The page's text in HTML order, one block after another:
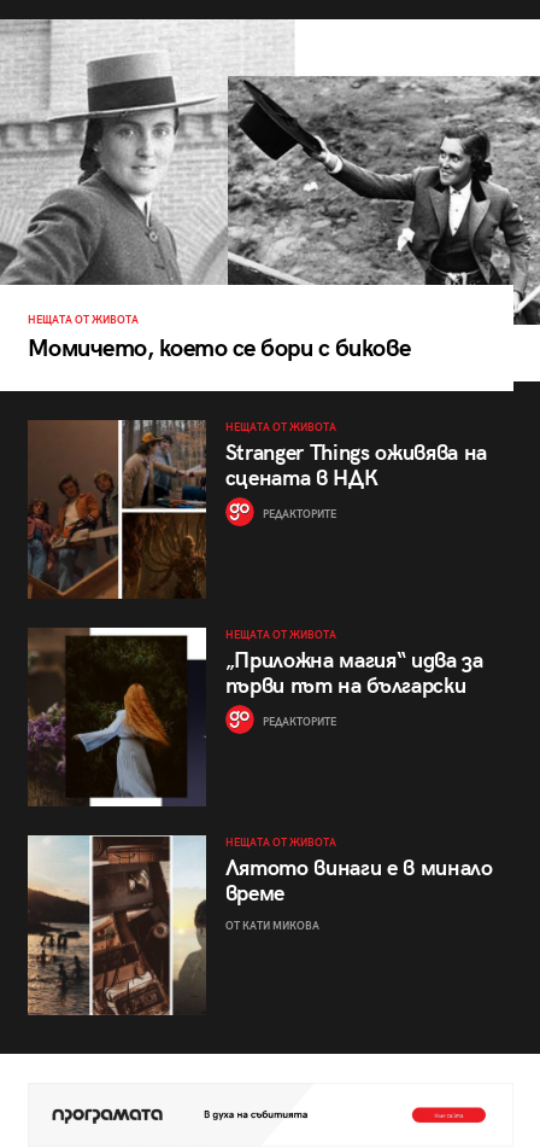
НЕЩАТА ОТ ЖИВОТА
Момичето, което се бори с бикове
НЕЩАТА ОТ ЖИВОТА
Stranger Things оживява на
сцената в НДК
РЕДАКТОРИТЕ
НЕЩАТА ОТ ЖИВОТА
„Приложна магия“ идва за
първи път на български
РЕДАКТОРИТЕ
НЕЩАТА ОТ ЖИВОТА
Лятото винаги е в минало
време
ОТ КАТИ МИКОВА